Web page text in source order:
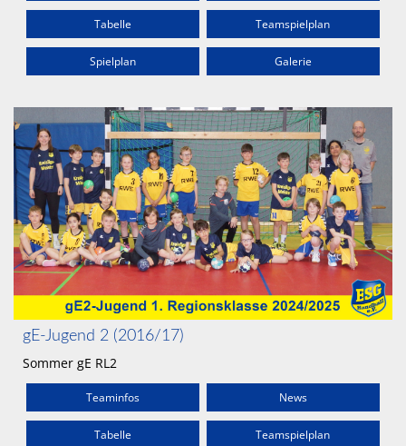
Tabelle Teamspielplan
Spielplan Galerie
gE-Jugend 2 (2016/17)
Sommer gE RL2
Teaminfos News
Tabelle Teamspielplan